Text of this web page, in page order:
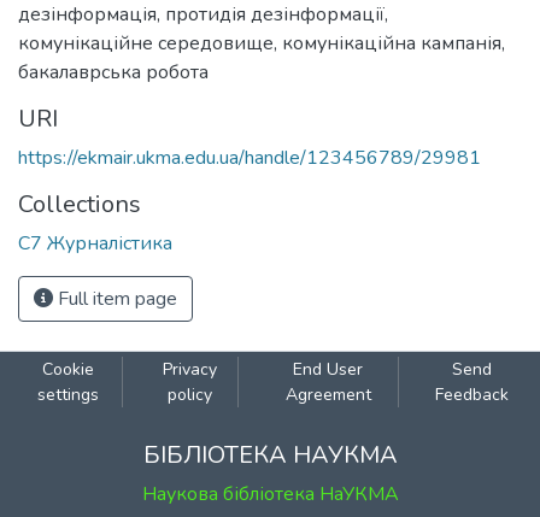
дезінформація, протидія дезінформації,
комунікаційне середовище, комунікаційна кампанія,
бакалаврська робота
URI
https://ekmair.ukma.edu.ua/handle/123456789/29981
Collections
С7 Журналістика
Full item page
Cookie
settings
Privacy
policy
End User
Agreement
Send
Feedback
БІБЛІОТЕКА НАУКМА
Наукова бібліотека НаУКМА